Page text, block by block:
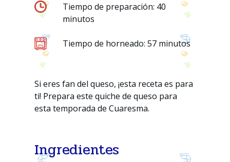
Tiempo de preparación: 40
minutos
Tiempo de horneado: 57 minutos
Si eres fan del queso, ¡esta receta es para
ti! Prepara este quiche de queso para
esta temporada de Cuaresma.
Ingredientes